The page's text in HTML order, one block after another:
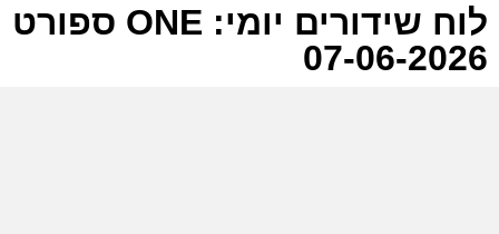
לוח שידורים יומי: ONE ספורט
07-06-2026